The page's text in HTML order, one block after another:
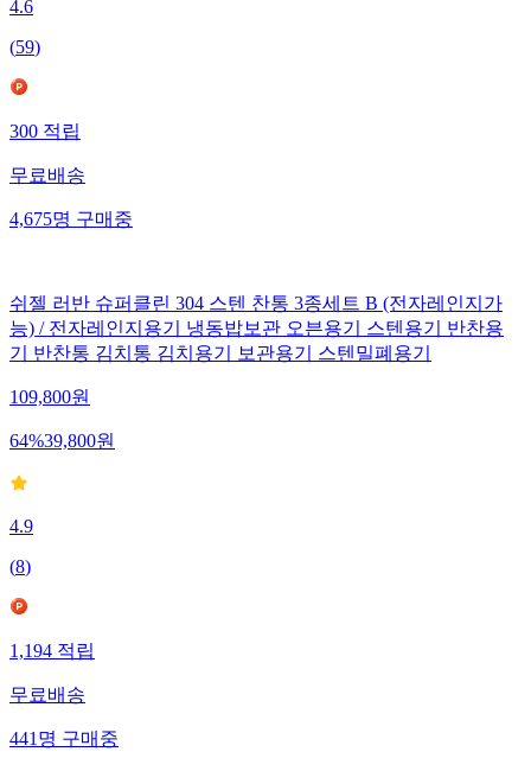
4.6
(59)
300적립
무료배송
4,675명구매중
쉬젤 러반 슈퍼클린 304 스텐 찬통 3종세트 B (전자레인지가
능) / 전자레인지용기 냉동밥보관 오븐용기 스텐용기 반찬용
기 반찬통 김치통 김치용기 보관용기 스텐밀폐용기
109,800원
64%39,800원
4.9
(8)
1,194적립
무료배송
441명구매중